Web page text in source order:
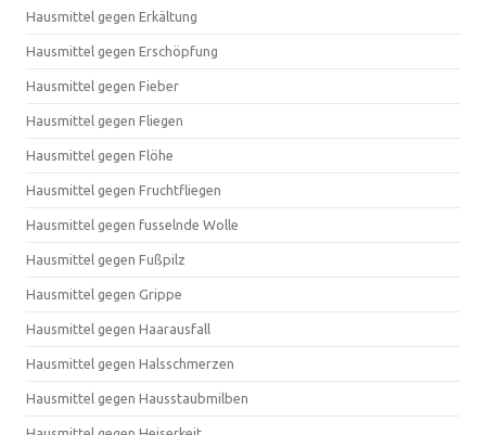
Hausmittel gegen Erkältung
Hausmittel gegen Erschöpfung
Hausmittel gegen Fieber
Hausmittel gegen Fliegen
Hausmittel gegen Flöhe
Hausmittel gegen Fruchtfliegen
Hausmittel gegen fusselnde Wolle
Hausmittel gegen Fußpilz
Hausmittel gegen Grippe
Hausmittel gegen Haarausfall
Hausmittel gegen Halsschmerzen
Hausmittel gegen Hausstaubmilben